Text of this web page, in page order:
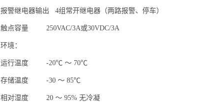
报警继电器输出 4组常开继电器（两路报警、停车）
触点容量 250VAC/3A或30VDC/3A
环境：
运行温度 -20℃ ～ 70℃
存储温度 -30 ～ 85℃
相对湿度 20 ～ 95% 无冷凝